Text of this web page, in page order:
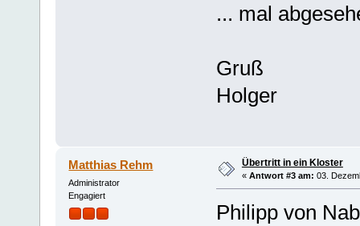
... mal
Gruß
Holger
Matthias Rehm
Administrator
Engagiert
Übertritt in ein Kloster
« Antwort #3 am: 03.
Philipp von